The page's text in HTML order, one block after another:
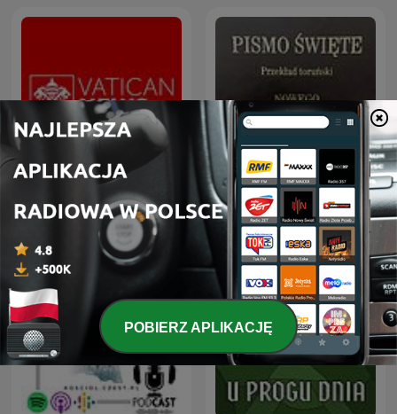
Radio Watykańskie
Pismo Święte - Przekład
Toruński
POBIERZ APLIKACJĘ